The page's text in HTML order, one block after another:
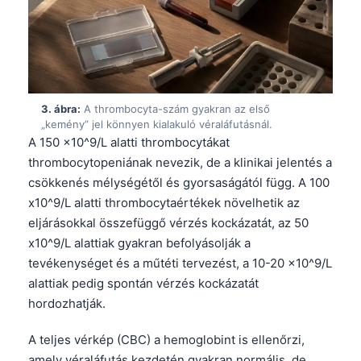
3. ábra: A thrombocyta-szám gyakran az első
„kemény” jel könnyen kialakuló véraláfutásnál.
A 150 x10^9/L alatti thrombocytákat
thrombocytopeniának nevezik, de a klinikai jelentés a
csökkenés mélységétől és gyorsaságától függ. A 100
x10^9/L alatti thrombocytaértékek növelhetik az
eljárásokkal összefüggő vérzés kockázatát, az 50
x10^9/L alattiak gyakran befolyásolják a
tevékenységet és a műtéti tervezést, a 10-20 x10^9/L
alattiak pedig spontán vérzés kockázatát
hordozhatják.
A teljes vérkép (CBC) a hemoglobint is ellenőrzi,